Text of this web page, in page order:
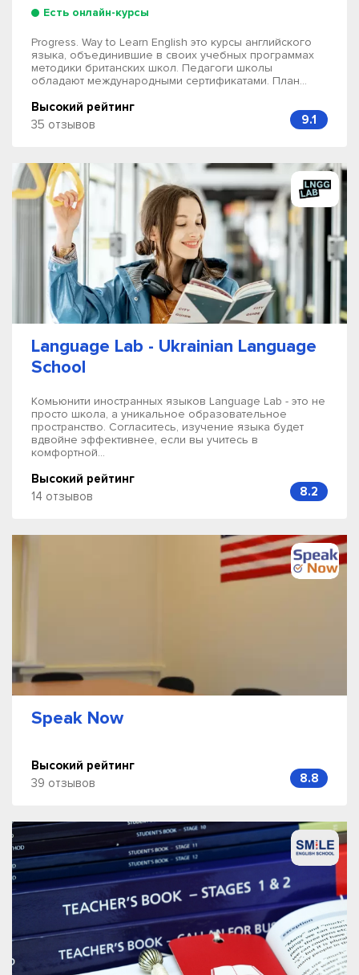
Есть онлайн-курсы
Progress. Way to Learn English это курсы английского
языка, объединившие в своих учебных программах
методики британских школ. Педагоги школы
обладают международными сертификатами. План...
Высокий рейтинг
35 отзывов
9.1
Language Lab - Ukrainian Language
School
Комьюнити иностранных языков Language Lab - это не
просто школа, а уникальное образовательное
пространство. Согласитесь, изучение языка будет
вдвойне эффективнее, если вы учитесь в
комфортной...
Высокий рейтинг
14 отзывов
8.2
Speak Now
Высокий рейтинг
39 отзывов
8.8